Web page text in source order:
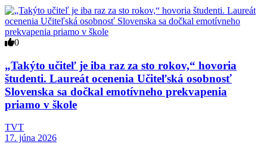
0
„Takýto učiteľ je iba raz za sto rokov,“ hovoria
študenti. Laureát ocenenia Učiteľská osobnosť
Slovenska sa dočkal emotívneho prekvapenia
priamo v škole
TVT
17. júna 2026